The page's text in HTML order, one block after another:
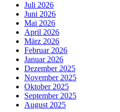
Juli 2026
Juni 2026
Mai 2026
April 2026
März 2026
Februar 2026
Januar 2026
Dezember 2025
November 2025
Oktober 2025
September 2025
August 2025